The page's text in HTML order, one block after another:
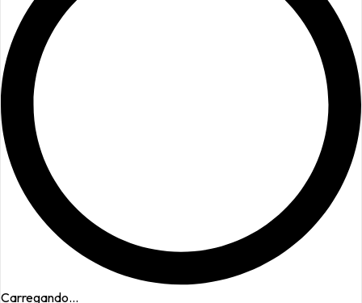
Carregando...